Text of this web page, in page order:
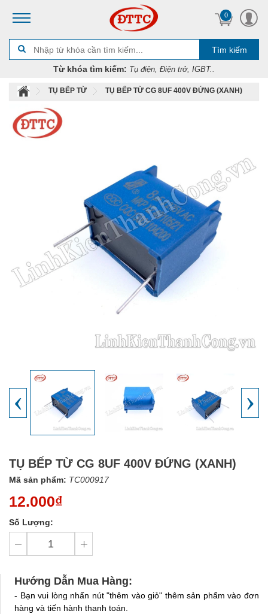
0
Tìm kiếm
Từ khóa tìm kiếm: Tụ điện, Điện trở, IGBT..
TỤ BẾP TỪ TỤ BẾP TỪ CG 8UF 400V ĐỨNG (XANH)
‹ ›
TỤ BẾP TỪ CG 8UF 400V ĐỨNG (XANH)
Mã sản phẩm: TC000917
12.000₫
Số Lượng:
Hướng Dẫn Mua Hàng:
- Bạn vui lòng nhấn nút "thêm vào giỏ" thêm sản phẩm vào đơn
hàng và tiến hành thanh toán.